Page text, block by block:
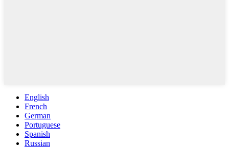
English
French
German
Portuguese
Spanish
Russian